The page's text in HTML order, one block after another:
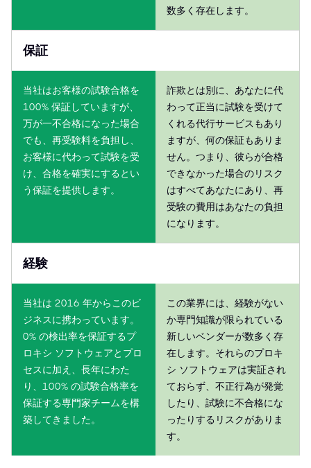
数多く存在します。
保証
当社はお客様の試験合格を
100% 保証していますが、
万が一不合格になった場合
でも、再受験料を負担し、
お客様に代わって試験を受
け、合格を確実にするとい
う保証を提供します。
詐欺とは別に、あなたに代
わって正当に試験を受けて
くれる代行サービスもあり
ますが、何の保証もありま
せん。つまり、彼らが合格
できなかった場合のリスク
はすべてあなたにあり、再
受験の費用はあなたの負担
になります。
経験
当社は 2016 年からこのビ
ジネスに携わっています。
0% の検出率を保証するプ
ロキシ ソフトウェアとプロ
セスに加え、長年にわた
り、100% の試験合格率を
保証する専門家チームを構
築してきました。
この業界には、経験がない
か専門知識が限られている
新しいベンダーが数多く存
在します。それらのプロキ
シ ソフトウェアは実証され
ておらず、不正行為が発覚
したり、試験に不合格にな
ったりするリスクがありま
す。